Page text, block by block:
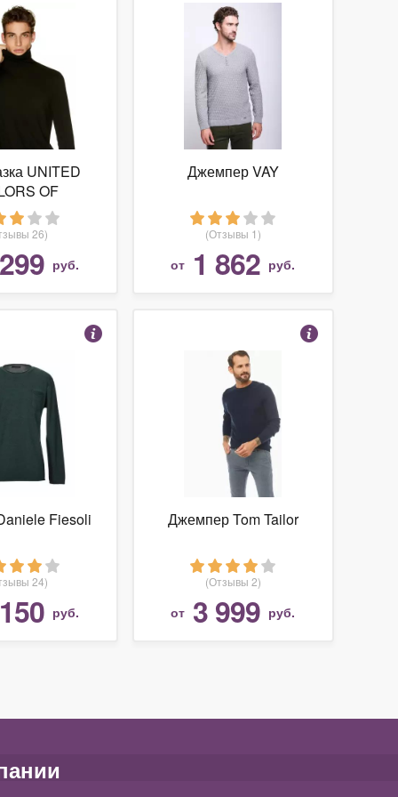
UNITED
OF
26)
руб.
Джемпер VAY
(Отзывы 1)
от 1 862 руб.
Fiesoli
24)
руб.
Джемпер Tom Tailor
(Отзывы 2)
от 3 999 руб.